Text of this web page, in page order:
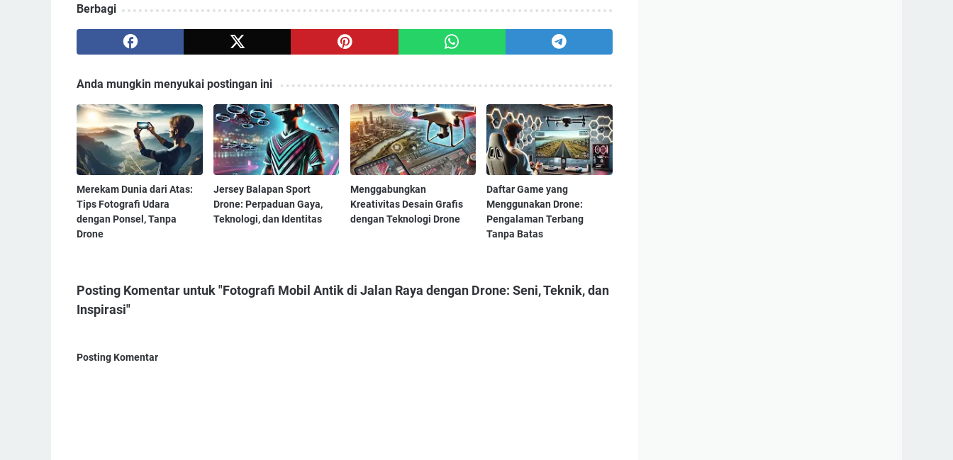
Berbagi
Anda mungkin menyukai postingan ini
Merekam Dunia dari Atas:
Tips Fotografi Udara
dengan Ponsel, Tanpa
Drone
Jersey Balapan Sport
Drone: Perpaduan Gaya,
Teknologi, dan Identitas
Menggabungkan
Kreativitas Desain Grafis
dengan Teknologi Drone
Daftar Game yang
Menggunakan Drone:
Pengalaman Terbang
Tanpa Batas
Posting Komentar untuk "Fotografi Mobil Antik di Jalan Raya dengan Drone: Seni, Teknik, dan
Inspirasi"
Posting Komentar